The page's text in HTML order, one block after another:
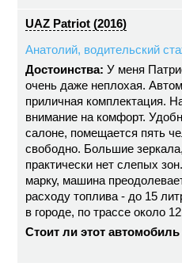
UAZ Patriot (2016)
Анатолий, водительский
Достоинства: У меня
очень даже неплохая.
приличная комплектация.
внимание на комфорт.
салоне, помещается пять
свободно. Большие
практически нет слепых
марку, машина
расходу топлива - до 15
в городе, по трассе около
Стоит ли этот